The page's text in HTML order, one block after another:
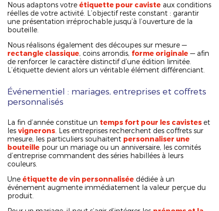
Nous adaptons votre étiquette pour caviste aux conditions
réelles de votre activité. L’objectif reste constant : garantir
une présentation irréprochable jusqu’à l’ouverture de la
bouteille.
Nous réalisons également des découpes sur mesure —
rectangle classique, coins arrondis, forme originale — afin
de renforcer le caractère distinctif d’une édition limitée.
L’étiquette devient alors un véritable élément différenciant.
Événementiel : mariages, entreprises et coffrets
personnalisés
La fin d’année constitue un temps fort pour les cavistes et
les vignerons . Les entreprises recherchent des coffrets sur
mesure, les particuliers souhaitent personnaliser une
bouteille pour un mariage ou un anniversaire, les comités
d’entreprise commandent des séries habillées à leurs
couleurs.
Une étiquette de vin personnalisée dédiée à un
événement augmente immédiatement la valeur perçue du
produit.